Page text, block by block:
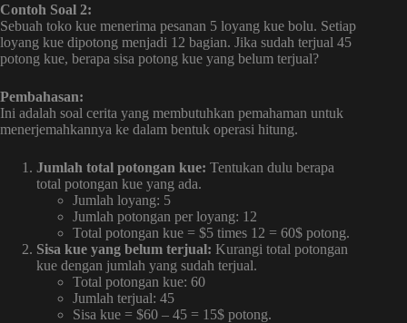
Contoh Soal 2:
Sebuah toko kue menerima pesanan 5 loyang kue bolu. Setiap
loyang kue dipotong menjadi 12 bagian. Jika sudah terjual 45
potong kue, berapa sisa potong kue yang belum terjual?
Pembahasan:
Ini adalah soal cerita yang membutuhkan pemahaman untuk
menerjemahkannya ke dalam bentuk operasi hitung.
Jumlah total potongan kue: Tentukan dulu berapa
total potongan kue yang ada.
Jumlah loyang: 5
Jumlah potongan per loyang: 12
Total potongan kue = $5 times 12 = 60$ potong.
Sisa kue yang belum terjual: Kurangi total potongan
kue dengan jumlah yang sudah terjual.
Total potongan kue: 60
Jumlah terjual: 45
Sisa kue = $60 – 45 = 15$ potong.